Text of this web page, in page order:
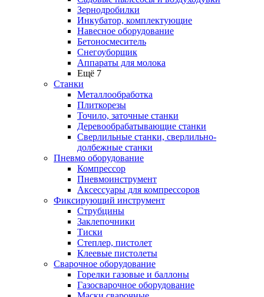
Зернодробилки
Инкубатор, комплектующие
Навесное оборудование
Бетоносмеситель
Снегоуборщик
Аппараты для молока
Ещё 7
Станки
Металлообработка
Плиткорезы
Точило, заточные станки
Деревообрабатывающие станки
Сверлильные станки, сверлильно-
долбежные станки
Пневмо оборудование
Компрессор
Пневмоинструмент
Аксессуары для компрессоров
Фиксирующий инструмент
Струбцины
Заклепочники
Тиски
Степлер, пистолет
Клеевые пистолеты
Сварочное оборудование
Горелки газовые и баллоны
Газосварочное оборудование